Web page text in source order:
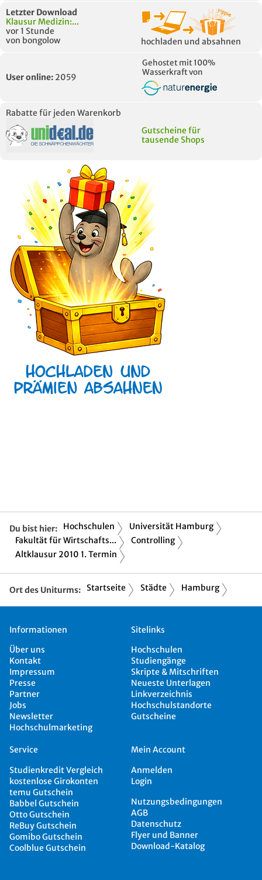
Letzter Download
Klausur Medizin:...
vor 1 Stunde
von bongolow
hochladen und absahnen
User online: 2059
Gehostet mit 100%
Wasserkraft von
Rabatte für jeden Warenkorb
Gutscheine für
tausende Shops
Du bist hier: Hochschulen
Universität Hamburg
Fakultät für Wirtschafts...
Controlling
Altklausur 2010 1. Termin
Ort des Uniturms: Startseite Städte Hamburg
Informationen
Über uns
Kontakt
Impressum
Presse
Partner
Jobs
Newsletter
Hochschulmarketing
Sitelinks
Hochschulen
Studiengänge
Skripte & Mitschriften
Neueste Unterlagen
Linkverzeichnis
Hochschulstandorte
Gutscheine
Service
Studienkredit Vergleich
kostenlose Girokonten
temu Gutschein
Babbel Gutschein
Otto Gutschein
ReBuy Gutschein
Gomibo Gutschein
Coolblue Gutschein
Mein Account
Anmelden
Login
Nutzungsbedingungen
AGB
Datenschutz
Flyer und Banner
Download-Katalog